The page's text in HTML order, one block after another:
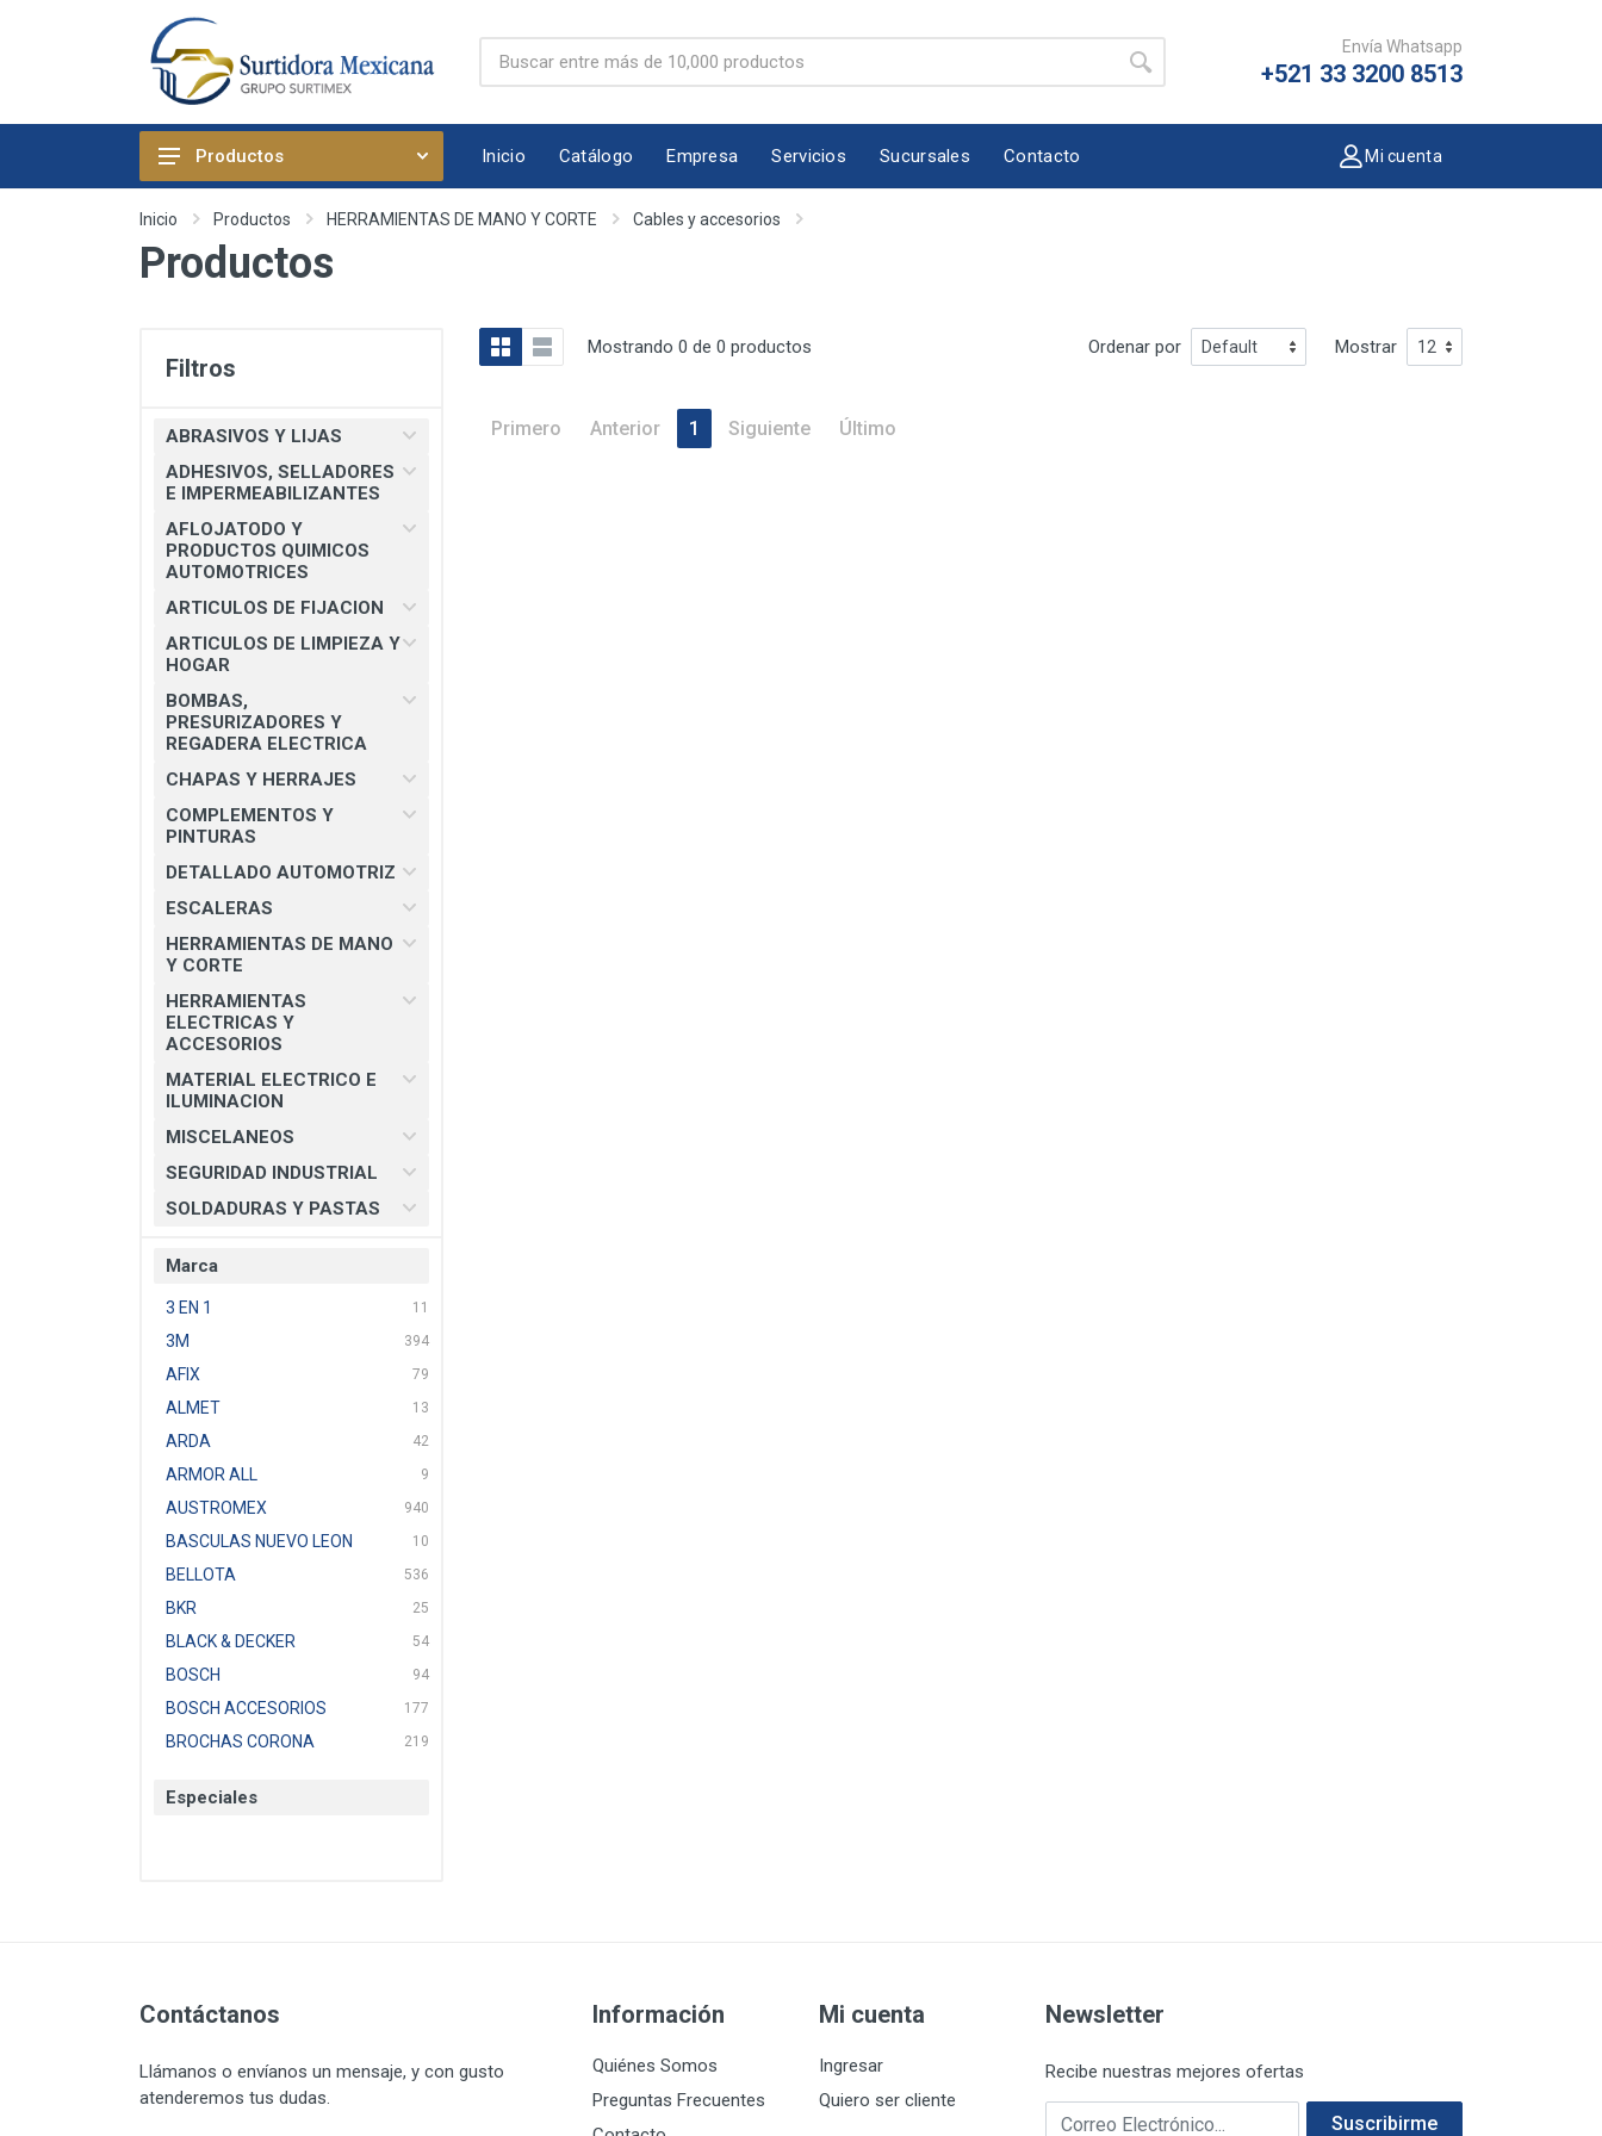
Envía Whatsapp
+521 33 3200 8513
ABRASIVOS Y LIJAS
ADHESIVOS, SELLADORES E
IMPERMEABILIZANTES
ARTICULOS DE FIJACION
HOGAR
BOMBAS, PRESURIZADORES Y
REGADERA ELECTRICA
CHAPAS Y HERRAJES
ESCALERAS
HERRAMIENTAS DE MANO Y
CORTE
HERRAMIENTAS ELECTRICAS Y
MATERIAL ELECTRICO E
MISCELANEOS
PRODUCTOS 3M
SOLDADURAS Y PASTAS
Productos Inicio Catálogo Empresa Servicios Sucursales Contacto Mi cuenta
Inicio Productos HERRAMIENTAS DE MANO Y CORTE Cables y accesorios
Productos
Filtros
ABRASIVOS Y LIJAS
ADHESIVOS, SELLADORES
E IMPERMEABILIZANTES
AFLOJATODO Y
PRODUCTOS QUIMICOS
AUTOMOTRICES
ARTICULOS DE FIJACION
ARTICULOS DE LIMPIEZA Y
HOGAR
BOMBAS,
PRESURIZADORES Y
REGADERA ELECTRICA
CHAPAS Y HERRAJES
COMPLEMENTOS Y
PINTURAS
DETALLADO AUTOMOTRIZ
ESCALERAS
HERRAMIENTAS DE MANO
Y CORTE
HERRAMIENTAS
ELECTRICAS Y
ACCESORIOS
MATERIAL ELECTRICO E
ILUMINACION
MISCELANEOS
SEGURIDAD INDUSTRIAL
SOLDADURAS Y PASTAS
Marca
3 EN 1 11
3M 394
AFIX 79
ALMET 13
ARDA 42
ARMOR ALL 9
AUSTROMEX 940
BASCULAS NUEVO LEON 10
BELLOTA 536
BKR 25
BLACK & DECKER 54
BOSCH 94
BOSCH ACCESORIOS 177
BROCHAS CORONA 219
CAT
CORONA
CRESCENT 251
DAP SELLADORES
Especiales
Mostrando 0 de 0 productos Ordenar por Mostrar
Primero Anterior 1 Siguiente Último
Contáctanos
Llámanos o envíanos un mensaje, y con gusto
atenderemos tus dudas.
Información
Quiénes Somos
Preguntas Frecuentes
Mi cuenta
Ingresar
Quiero ser cliente
Newsletter
Recibe nuestras mejores ofertas
Correo electrónico Suscribirme